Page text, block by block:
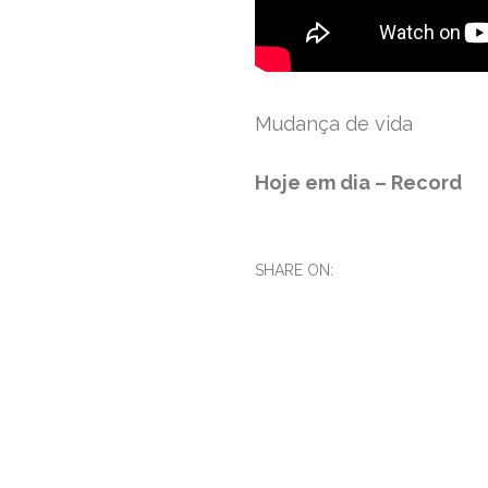
Mudança de vida
Hoje em dia – Record
SHARE ON: